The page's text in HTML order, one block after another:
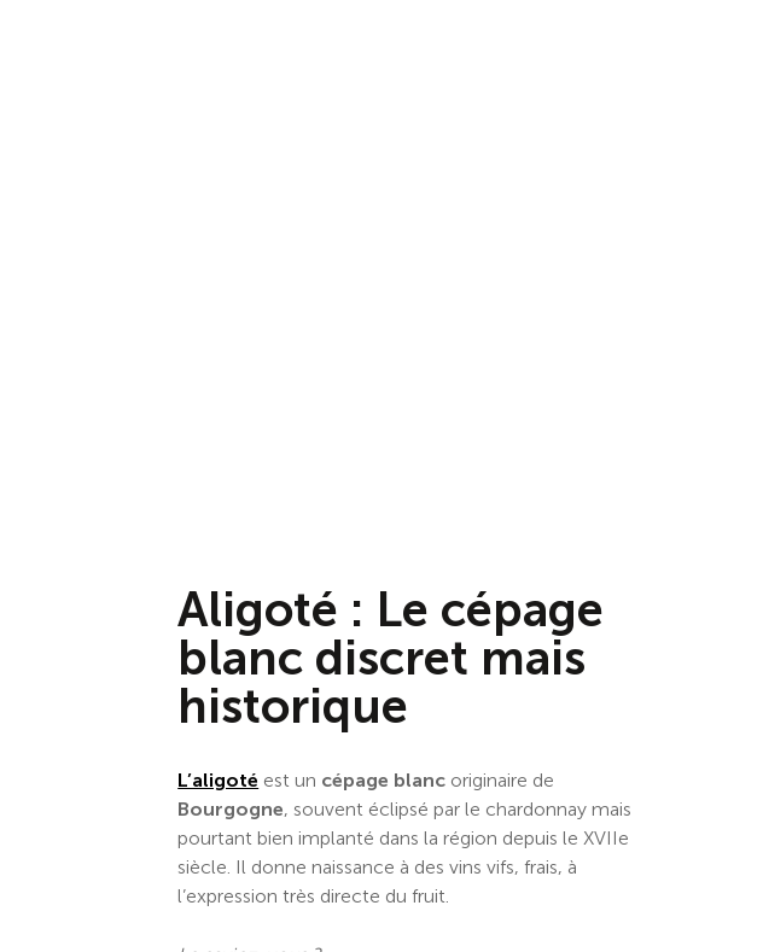
Aligoté : Le cépage
blanc discret mais
historique
L’aligoté est un cépage blanc originaire de
Bourgogne, souvent éclipsé par le chardonnay mais
pourtant bien implanté dans la région depuis le XVIIe
siècle. Il donne naissance à des vins vifs, frais, à
l’expression très directe du fruit.